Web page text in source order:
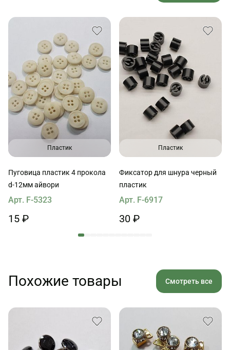
Пластик
Пуговица пластик 4 прокола
d-12мм айвори
Арт. F-5323
15 ₽
Пластик
Фиксатор для шнура черный
пластик
Арт. F-6917
30 ₽
Похожие товары Смотреть все